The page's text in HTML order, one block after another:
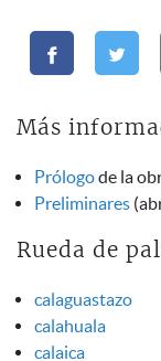
Más
Prólogode la
Preliminares
Rueda de
calaguastazo
calahuala
calaica